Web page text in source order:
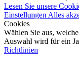
Lesen Sie unsere
Einstellungen Alles
Cookies
Wählen Sie aus,
Auswahl wird für ein
Richtlinien